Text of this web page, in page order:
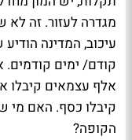
מגדרה לעזור. זה
עיכוב, המדינה
אלף עצמאים קיבלו
קיבלו כסף. האם מי
הקופה?